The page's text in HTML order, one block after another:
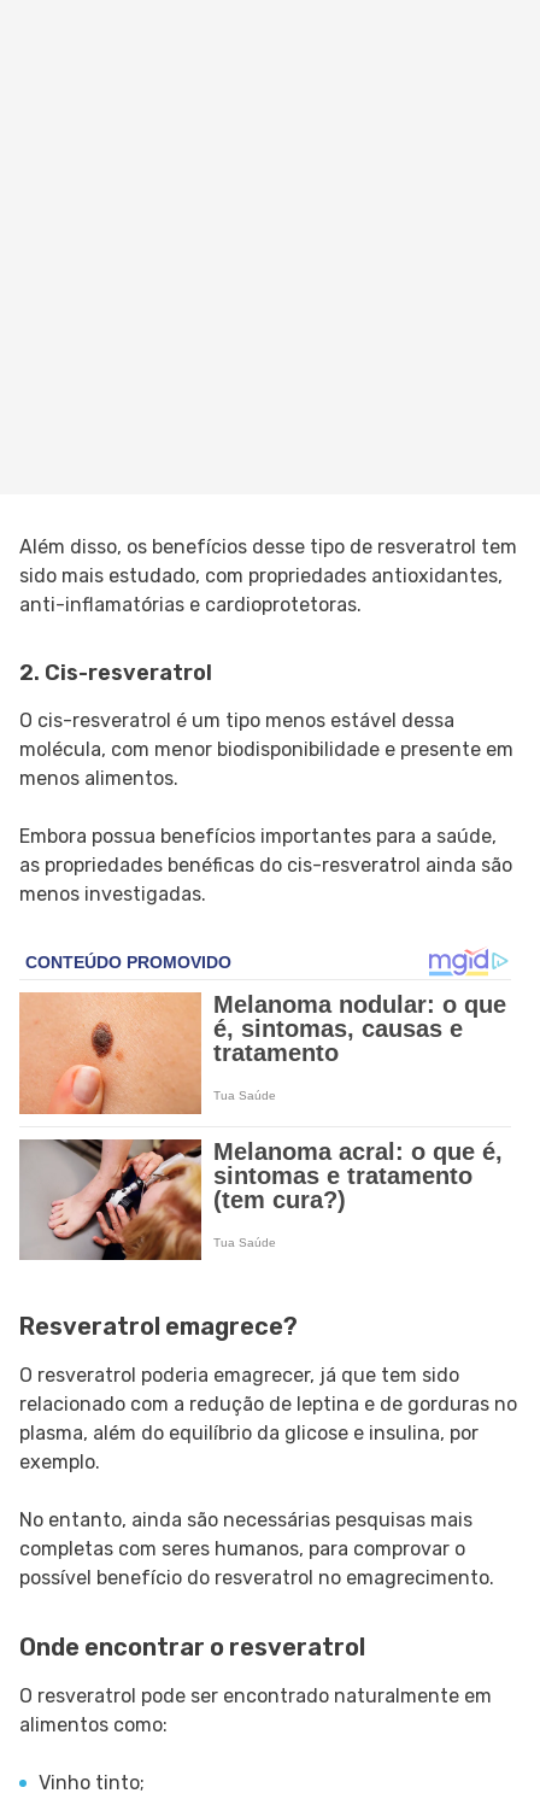
Além disso, os benefícios desse tipo de resveratrol tem
sido mais estudado, com propriedades antioxidantes,
anti-inflamatórias e cardioprotetoras.
2. Cis-resveratrol
O cis-resveratrol é um tipo menos estável dessa
molécula, com menor biodisponibilidade e presente em
menos alimentos.
Embora possua benefícios importantes para a saúde,
as propriedades benéficas do cis-resveratrol ainda são
menos investigadas.
Resveratrol emagrece?
O resveratrol poderia emagrecer, já que tem sido
relacionado com a redução de leptina e de gorduras no
plasma, além do equilíbrio da glicose e insulina, por
exemplo.
No entanto, ainda são necessárias pesquisas mais
completas com seres humanos, para comprovar o
possível benefício do resveratrol no emagrecimento.
Onde encontrar o resveratrol
O resveratrol pode ser encontrado naturalmente em
alimentos como:
Vinho tinto;